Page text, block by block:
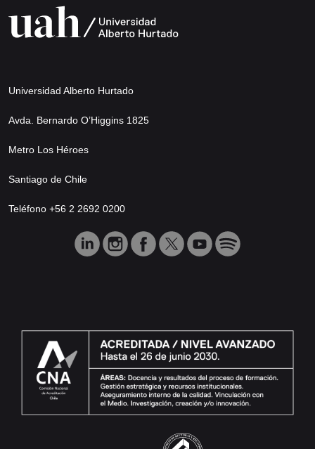
Universidad Alberto Hurtado
Avda. Bernardo O’Higgins 1825
Metro Los Héroes
Santiago de Chile
Teléfono +56 2 2692 0200